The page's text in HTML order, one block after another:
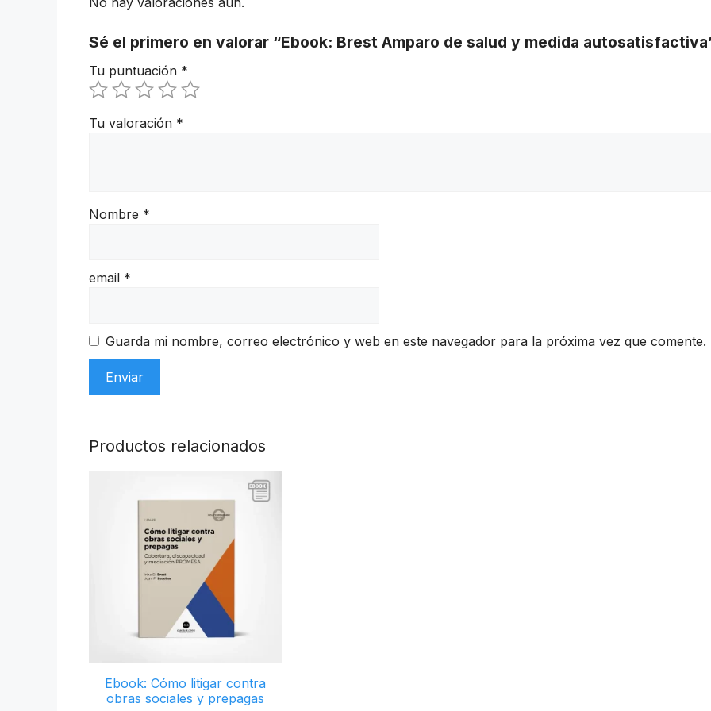
Sé el primero en valorar “Ebook: Brest Amparo de salud y medida
Tu puntuación *
Tu valoración *
Nombre *
email *
Guarda mi nombre, correo electrónico y web en este navegador para la próxima vez que comente.
Productos relacionados
Ebook: Cómo litigar contra
obras sociales y prepagas